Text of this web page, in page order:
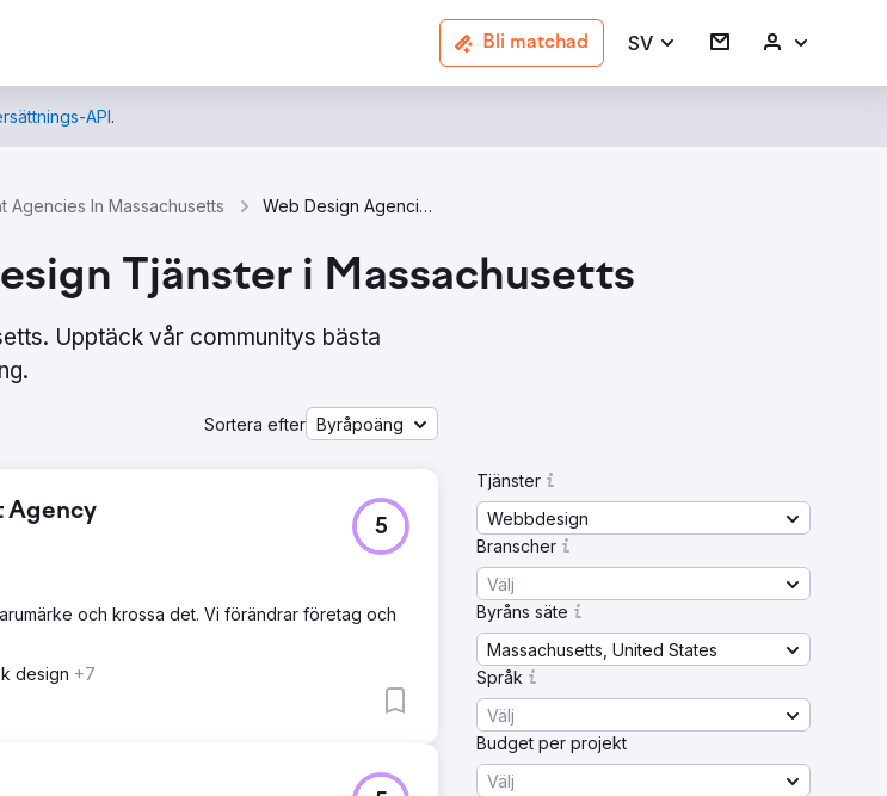
Bli matchad SV
API.
Agencies In Massachusetts Web Design Agencies In Massachusetts
Tjänster i Massachusetts
Upptäck vår communitys bästa
Sortera efter Byråpoäng
Agency
5
och krossa det. Vi förändrar företag och
design +7
Tjänster
Webbdesign
Branscher
Välj
Byråns säte
Massachusetts, United States
Språk
Välj
Budget per projekt
Välj